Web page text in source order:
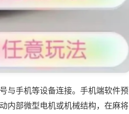
与手机等设备连接。手机端软件预
内部微型电机或机械结构，在麻将